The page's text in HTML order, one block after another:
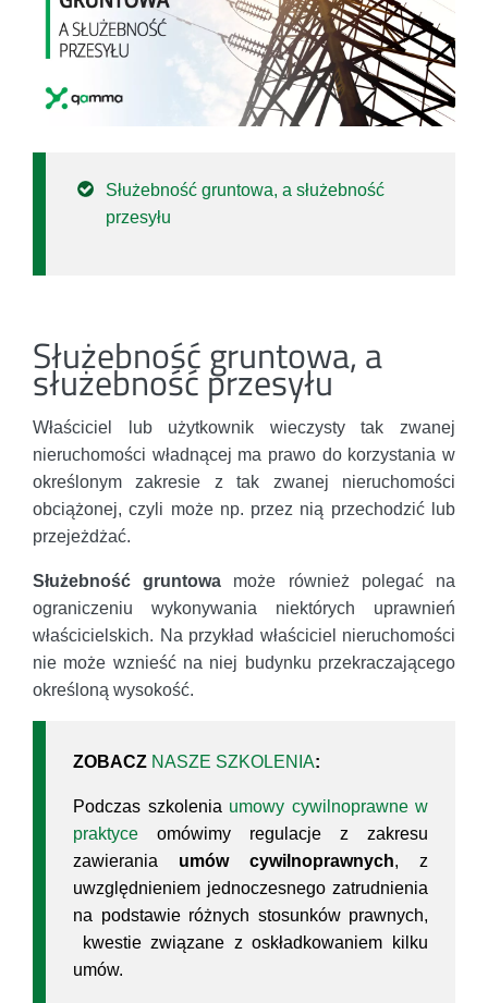
Służebność gruntowa, a służebność
przesyłu
Służebność gruntowa, a
służebność przesyłu
Właściciel lub użytkownik wieczysty tak zwanej
nieruchomości władnącej ma prawo do korzystania w
określonym zakresie z tak zwanej nieruchomości
obciążonej, czyli może np. przez nią przechodzić lub
przejeżdżać.
Służebność gruntowa może również polegać na
ograniczeniu wykonywania niektórych uprawnień
właścicielskich. Na przykład właściciel nieruchomości
nie może wznieść na niej budynku przekraczającego
określoną wysokość.
ZOBACZ NASZE SZKOLENIA:
Podczas szkolenia umowy cywilnoprawne w
praktyce omówimy regulacje z zakresu
zawierania umów cywilnoprawnych, z
uwzględnieniem jednoczesnego zatrudnienia
na podstawie różnych stosunków prawnych,
kwestie związane z oskładkowaniem kilku
umów.